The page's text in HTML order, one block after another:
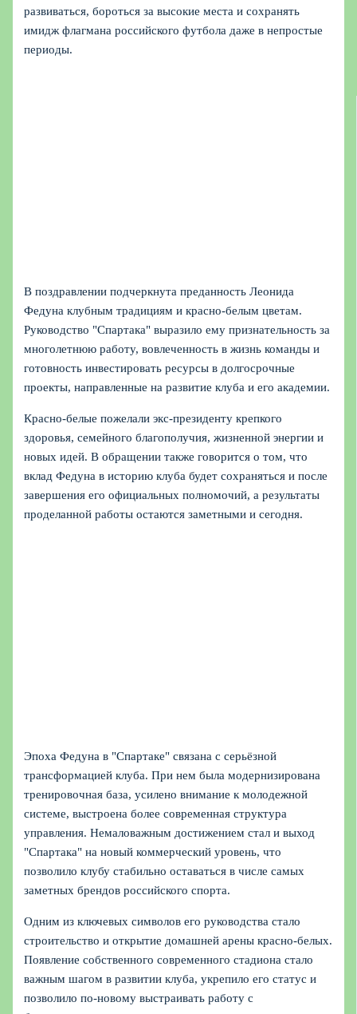
развиваться, бороться за высокие места и сохранять
имидж флагмана российского футбола даже в непростые
периоды.
В поздравлении подчеркнута преданность Леонида
Федуна клубным традициям и красно‑белым цветам.
Руководство "Спартака" выразило ему признательность за
многолетнюю работу, вовлеченность в жизнь команды и
готовность инвестировать ресурсы в долгосрочные
проекты, направленные на развитие клуба и его академии.
Красно‑белые пожелали экс-президенту крепкого
здоровья, семейного благополучия, жизненной энергии и
новых идей. В обращении также говорится о том, что
вклад Федуна в историю клуба будет сохраняться и после
завершения его официальных полномочий, а результаты
проделанной работы остаются заметными и сегодня.
Эпоха Федуна в "Спартаке" связана с серьёзной
трансформацией клуба. При нем была модернизирована
тренировочная база, усилено внимание к молодежной
системе, выстроена более современная структура
управления. Немаловажным достижением стал и выход
"Спартака" на новый коммерческий уровень, что
позволило клубу стабильно оставаться в числе самых
заметных брендов российского спорта.
Одним из ключевых символов его руководства стало
строительство и открытие домашней арены красно‑белых.
Появление собственного современного стадиона стало
важным шагом в развитии клуба, укрепило его статус и
позволило по‑новому выстраивать работу с